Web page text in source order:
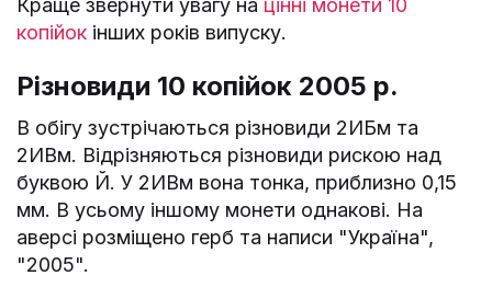
Краще звернути увагу на цінні монети 10
копійок інших років випуску.
Різновиди 10 копійок 2005 р.
В обігу зустрічаються різновиди 2ИБм та
2ИВм. Відрізняються різновиди рискою над
буквою Й. У 2ИВм вона тонка, приблизно 0,15
мм. В усьому іншому монети однакові. На
аверсі розміщено герб та написи "Україна",
"2005".